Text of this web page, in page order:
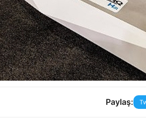
Paylaş: